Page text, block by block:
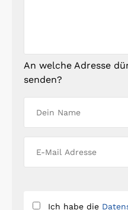
An welche Adresse
senden?
Ich habe die